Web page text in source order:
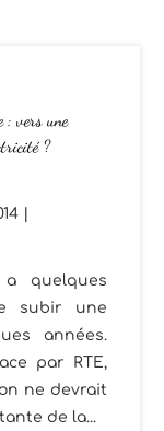
: vers une
?
|
quelques
subir une
années.
par RTE,
ne devrait
de la...